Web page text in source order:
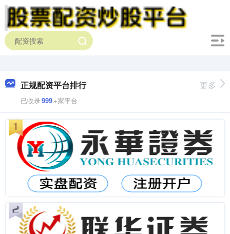
正规配资平台排行
已收录999+家平台
更多